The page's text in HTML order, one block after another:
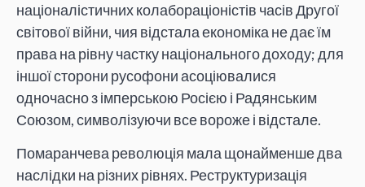
націоналістичних колабораціоністів часів Другої
світової війни, чия відстала економіка не дає їм
права на рівну частку національного доходу; для
іншої сторони русофони асоціювалися
одночасно з імперською Росією і Радянським
Союзом, символізуючи все вороже і відстале.
Помаранчева революція мала щонайменше два
наслідки на різних рівнях. Реструктуризація